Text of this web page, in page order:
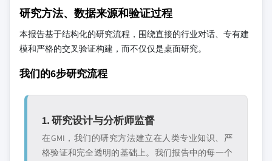
研究方法、数据来源和验证过程
本报告基于结构化的研究流程，围绕直接的行业对话、专有建
模和严格的交叉验证构建，而不仅仅是桌面研究。
我们的6步研究流程
1. 研究设计与分析师监督
在GMI，我们的研究方法建立在人类专业知识、严
格验证和完全透明的基础上。我们报告中的每一个